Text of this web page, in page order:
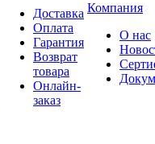
Доставка
Оплата
Гарантия
Возврат
товара
Онлайн-
заказ
Компания
О нас